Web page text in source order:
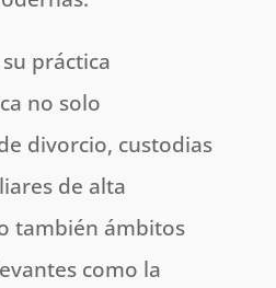
práctica
no solo
divorcio, custodias
de alta
también ámbitos
como la